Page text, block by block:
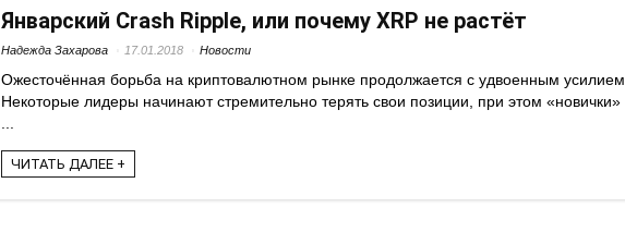
Январский Crash Ripple, или почему XRP не растёт
Надежда Захарова 17.01.2018 Новости
Ожесточённая борьба на криптовалютном рынке продолжается с удвоенным усилием.
Некоторые лидеры начинают стремительно терять свои позиции, при этом «новички»
ЧИТАТЬ ДАЛЕЕ +